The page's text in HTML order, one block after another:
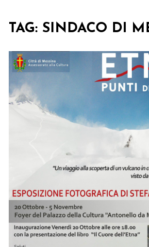
TAG: SINDACO DI